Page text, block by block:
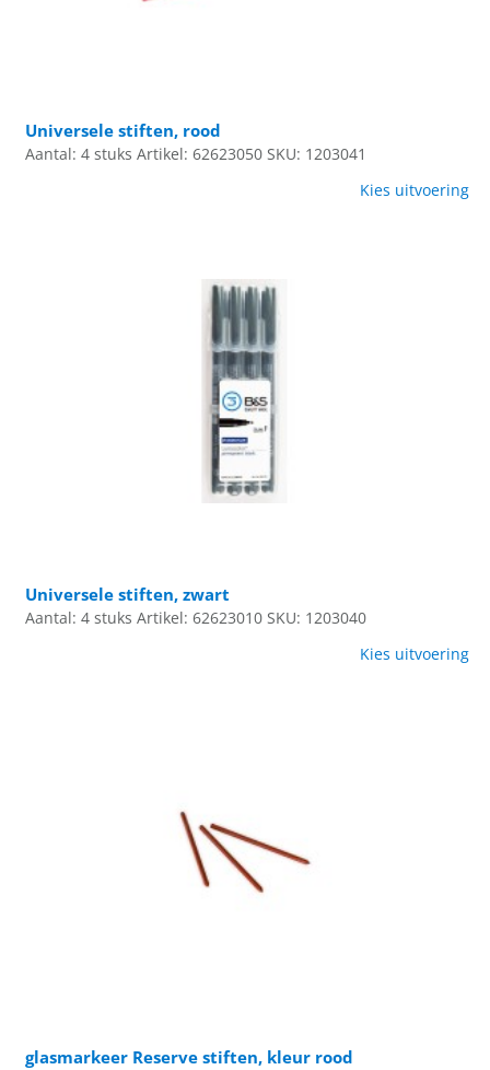
Universele stiften, rood
Aantal: 4 stuks Artikel: 62623050 SKU: 1203041
Kies uitvoering
Universele stiften, zwart
Aantal: 4 stuks Artikel: 62623010 SKU: 1203040
Kies uitvoering
glasmarkeer Reserve stiften, kleur rood